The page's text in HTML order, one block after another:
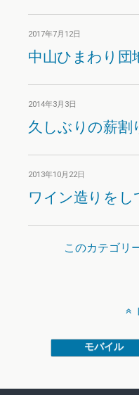
2017年7月12日
中山ひまわり団
2014年3月3日
久しぶりの薪割
2013年10月22日
ワイン造りをし
このカテゴリ
モバイル